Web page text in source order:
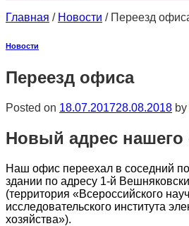
Главная / Новости /Переезд
Новости
Переезд офиса
Posted on 18.07.201728.08.2018 by
Новый адрес
Наш офис переехал в соседний
здании по адресу 1-й
(территория «Всероссийского
исследовательского института
хозяйства»).